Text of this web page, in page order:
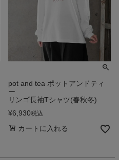
pot and tea ポットアンドティ
ー
リンゴ長袖Tシャツ(春秋冬)
¥6,930税込
カートに入れる